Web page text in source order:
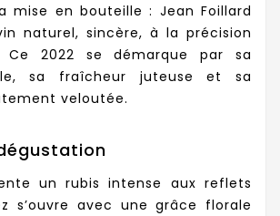
mise en bouteille : Jean Foillard
naturel, sincère, à la précision
Ce 2022 se démarque par sa
sa fraîcheur juteuse et sa
veloutée.
un rubis intense aux reflets
s’ouvre avec une grâce florale